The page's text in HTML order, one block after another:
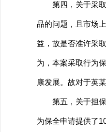
第四，关于采取
品的问题，且市场
益，故是否准许采
为，本案采取行为
康发展。故对于英
第五，关于担保
为保全申请提供了